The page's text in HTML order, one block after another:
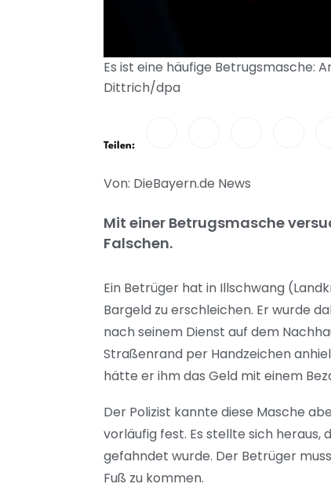
Es ist eine häufige Betrugsmasche:
Dittrich/dpa
Teilen:
Von: DieBayern.de News
Mit einer Betrugsmasche
Falschen.
Ein Betrüger hat in Illschwang
Bargeld zu erschleichen. Er wurde
nach seinem Dienst auf dem
Straßenrand per Handzeichen
hätte er ihm das Geld mit einem
Der Polizist kannte diese Masche
vorläufig fest. Es stellte sich
gefahndet wurde. Der Betrüger
Fuß zu kommen.